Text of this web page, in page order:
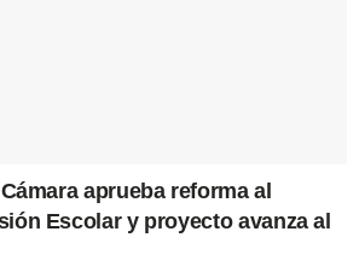
aprueba reforma al
Escolar y proyecto avanza al